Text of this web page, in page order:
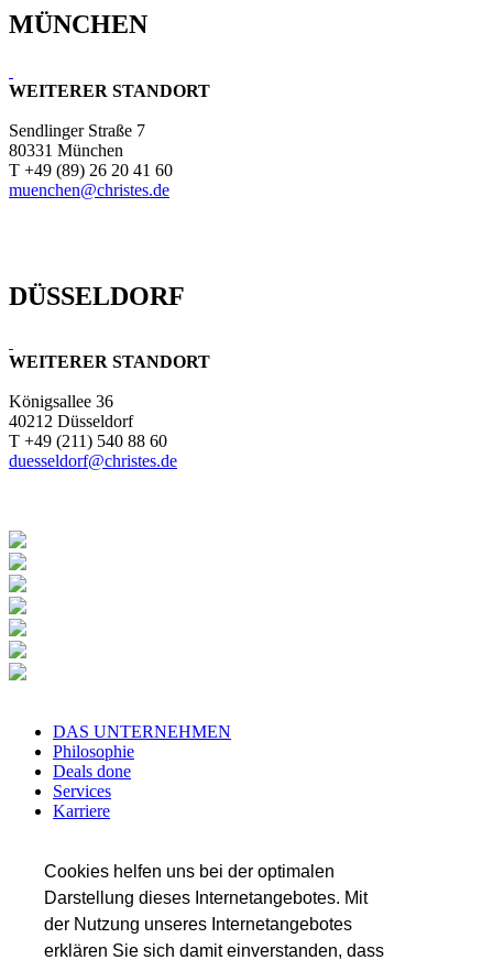
Cookies helfen uns bei der optimalen
Darstellung dieses Internetangebotes. Mit
der Nutzung unseres Internetangebotes
erklären Sie sich damit einverstanden, dass
MÜNCHEN
WEITERER STANDORT
Sendlinger Straße 7
80331 München
T +49 (89) 26 20 41 60
muenchen@christes.de
DÜSSELDORF
WEITERER STANDORT
Königsallee 36
40212 Düsseldorf
T +49 (211) 540 88 60
duesseldorf@christes.de
DAS UNTERNEHMEN
Philosophie
Deals done
Services
Karriere
Insights
SERVICES
Transaktionsberatung
Wirtschaftsprüfung